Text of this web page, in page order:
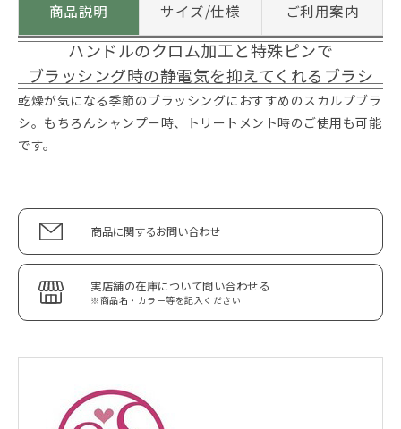
商品説明 サイズ/仕様 ご利用案内
ハンドルのクロム加工と特殊ピンで
ブラッシング時の静電気を抑えてくれるブラシ
乾燥が気になる季節のブラッシングにおすすめのスカルプブラ
シ。もちろんシャンプー時、トリートメント時のご使用も可能
です。
商品に関するお問い合わせ
実店舗の在庫について問い合わせる
※商品名・カラー等を記入ください